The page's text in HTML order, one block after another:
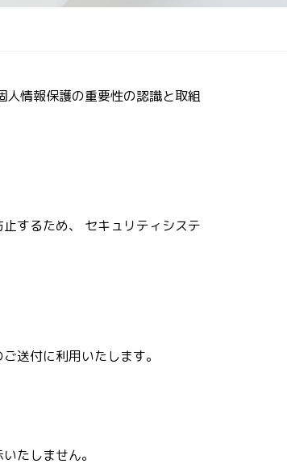
情報保護の重要性の認識と取組
するため、 セキュリティシステ
送付に利用いたします。
たしません。